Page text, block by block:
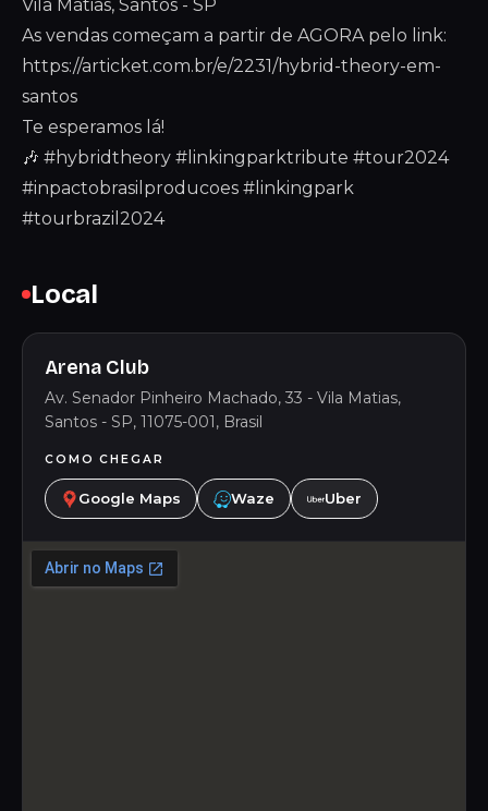
Vila Matias, Santos - SP
As vendas começam a partir de AGORA pelo link:
https://articket.com.br/e/2231/hybrid-theory-em-
santos
Te esperamos lá!
🎶 #hybridtheory #linkingparktribute #tour2024
#inpactobrasilproducoes #linkingpark
#tourbrazil2024
Local
Arena Club
Av. Senador Pinheiro Machado, 33 - Vila Matias,
Santos - SP, 11075-001, Brasil
COMO CHEGAR
Google Maps Waze Uber